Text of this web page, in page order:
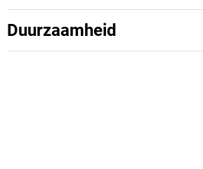
Duurzaamheid